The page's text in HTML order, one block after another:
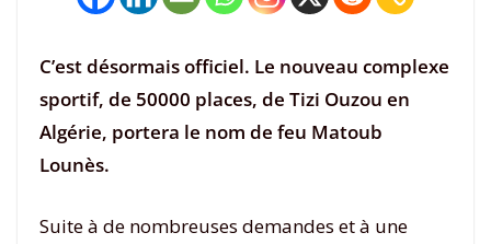
C’est désormais officiel. Le nouveau complexe
sportif, de 50000 places, de Tizi Ouzou en
Algérie, portera le nom de feu Matoub
Lounès.
Suite à de nombreuses demandes et à une